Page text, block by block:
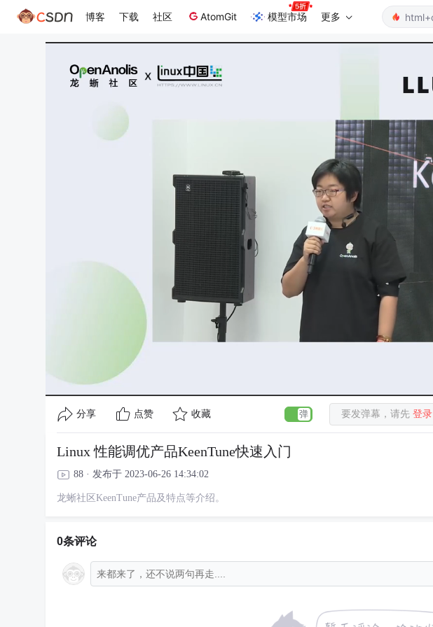
博客 下载 社区 AtomGit 模型市场 更多
分享 点赞 收藏 要发弹幕，请先登录
Linux 性能调优产品KeenTune快速入门
88 · 发布于 2023-06-26 14:34:02
龙蜥社区KeenTune产品及特点等介绍。
0条评论